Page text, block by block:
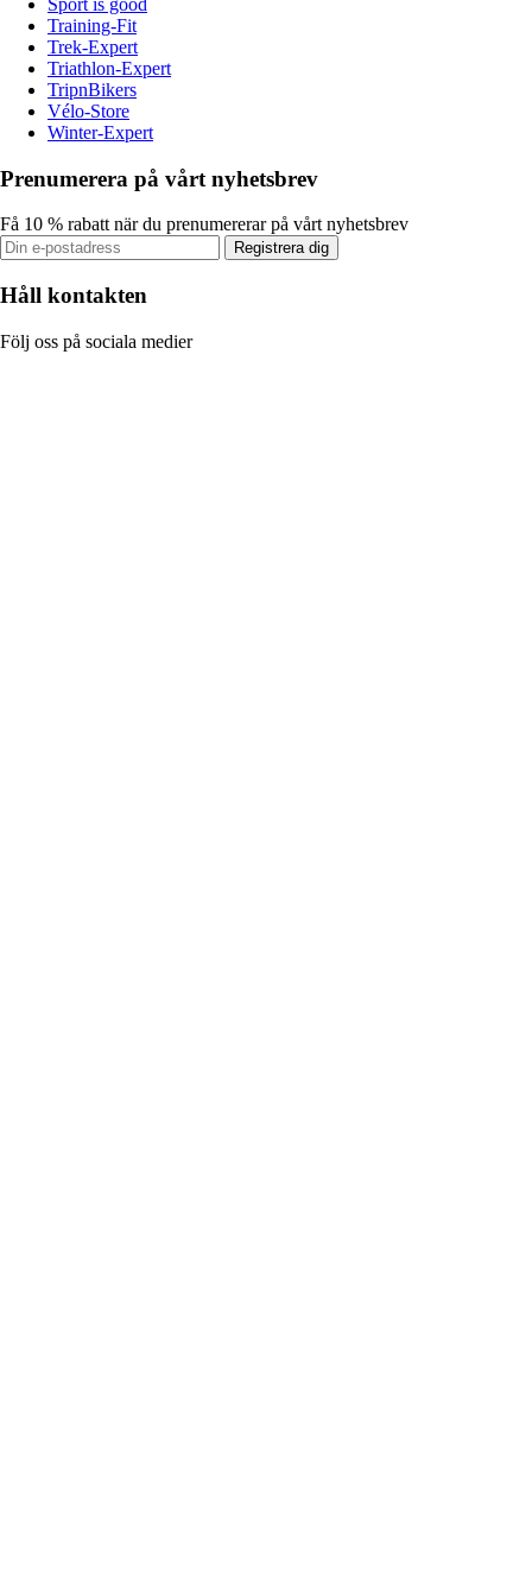
Sport is good
Training-Fit
Trek-Expert
Triathlon-Expert
TripnBikers
Vélo-Store
Winter-Expert
Prenumerera på vårt nyhetsbrev
Få 10 % rabatt när du prenumererar på vårt nyhetsbrev
Registrera dig
Håll kontakten
Följ oss på sociala medier